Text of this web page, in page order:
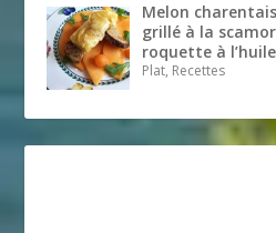
Melon
grillé à la
roquette à l’huile
Plat, Recettes